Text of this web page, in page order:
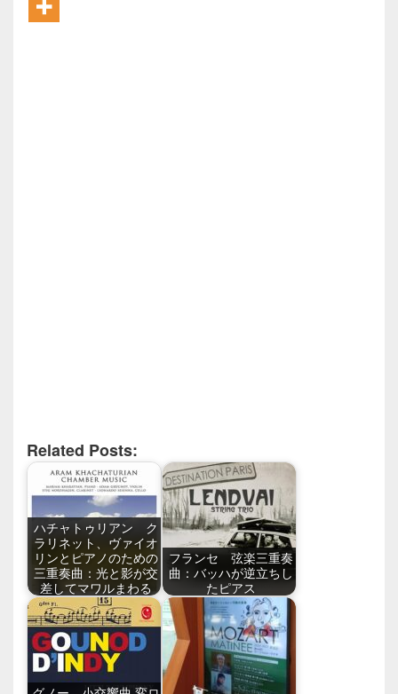
Related Posts:
ハチャトゥリアン ク
ラリネット、ヴァイオ
リンとピアノのための
三重奏曲：光と影が交
差してマワルまわる
フランセ 弦楽三重奏
曲：バッハが逆立ちし
たピアス